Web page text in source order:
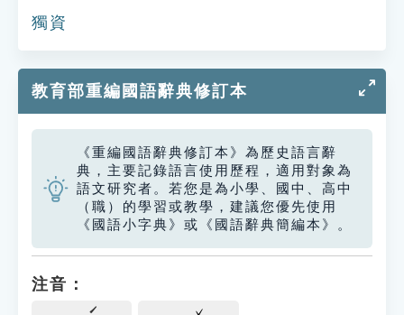
獨資
教育部重編國語辭典修訂本
《重編國語辭典修訂本》為歷史語言辭
典，主要記錄語言使用歷程，適用對象為
語文研究者。若您是為小學、國中、高中
（職）的學習或教學，建議您優先使用
《國語小字典》或《國語辭典簡編本》。
注音：